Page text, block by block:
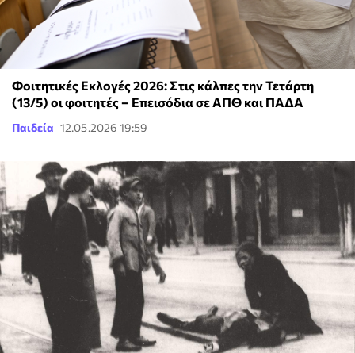
Φοιτητικές Εκλογές 2026: Στις κάλπες την Τετάρτη
(13/5) οι φοιτητές – Επεισόδια σε ΑΠΘ και ΠΑΔΑ
Παιδεία 12.05.2026 19:59